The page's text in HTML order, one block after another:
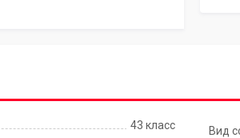
43 класс
Вид